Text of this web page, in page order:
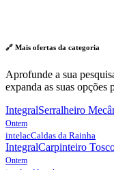
🔗 Mais ofertas da categoria
Aprofunde a sua
expanda as suas opções
IntegralSerralheiro
Ontem
intelacCaldas da Rainha
IntegralCarpinteiro
Ontem